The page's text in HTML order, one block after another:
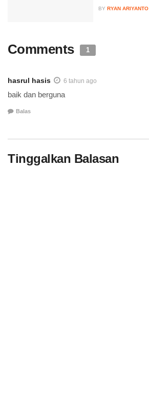
BY RYAN ARIYANTO
Comments 1
hasrul hasis 6 tahun ago
baik dan berguna
Balas
Tinggalkan Balasan